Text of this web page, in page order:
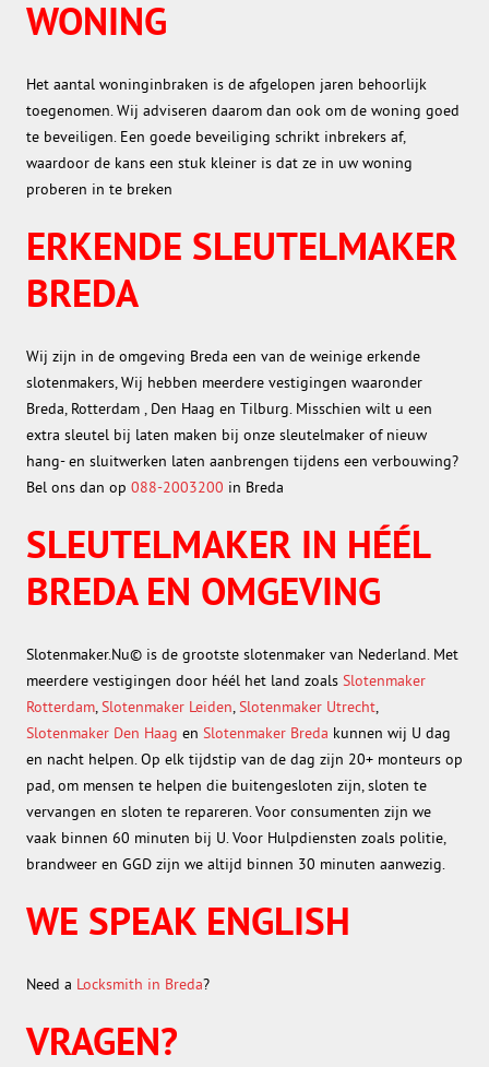
WONING
Het aantal woninginbraken is de afgelopen jaren behoorlijk
toegenomen. Wij adviseren daarom dan ook om de woning goed
te beveiligen. Een goede beveiliging schrikt inbrekers af,
waardoor de kans een stuk kleiner is dat ze in uw woning
proberen in te breken
ERKENDE SLEUTELMAKER
BREDA
Wij zijn in de omgeving Breda een van de weinige erkende
slotenmakers, Wij hebben meerdere vestigingen waaronder
Breda, Rotterdam , Den Haag en Tilburg. Misschien wilt u een
extra sleutel bij laten maken bij onze sleutelmaker of nieuw
hang- en sluitwerken laten aanbrengen tijdens een verbouwing?
Bel ons dan op 088-2003200 in Breda
SLEUTELMAKER IN HÉÉL
BREDA EN OMGEVING
Slotenmaker.Nu© is de grootste slotenmaker van Nederland. Met
meerdere vestigingen door héél het land zoals Slotenmaker
Rotterdam,Slotenmaker Leiden,Slotenmaker Utrecht,
Slotenmaker Den Haag en Slotenmaker Breda kunnen wij U dag
en nacht helpen. Op elk tijdstip van de dag zijn 20+ monteurs op
pad, om mensen te helpen die buitengesloten zijn, sloten te
vervangen en sloten te repareren. Voor consumenten zijn we
vaak binnen 60 minuten bij U. Voor Hulpdiensten zoals politie,
brandweer en GGD zijn we altijd binnen 30 minuten aanwezig.
WE SPEAK ENGLISH
Need a Locksmith in Breda?
VRAGEN?